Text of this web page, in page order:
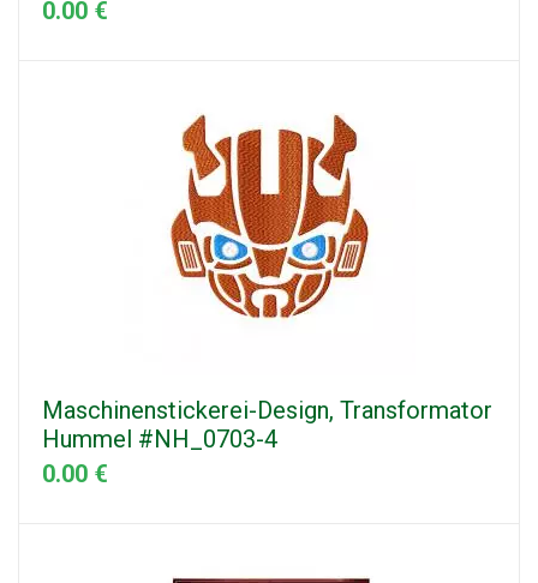
0.00 €
Maschinenstickerei-Design, Transformator
Hummel #NH_0703-4
0.00 €